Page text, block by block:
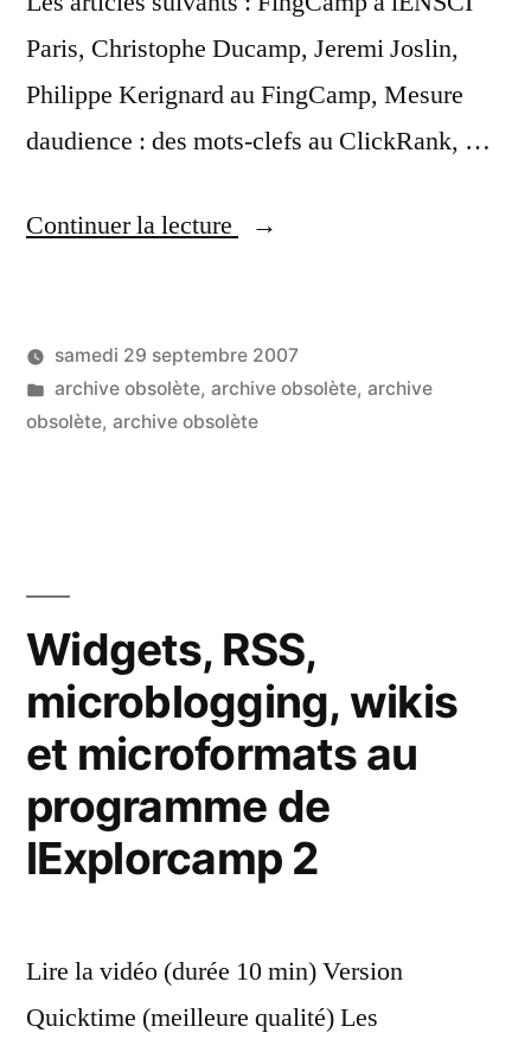
Paris, Christophe Ducamp, Jeremi Joslin,
Philippe Kerignard au FingCamp, Mesure
daudience : des mots-clefs au ClickRank, …
Continuer la lecture
« ça
moi
aussi
Publié
par
LucL
samedi 29 septembre 2007
Publié
dans
archive obsolète, archive obsolète, archive
obsolète, archive obsolète
Widgets, RSS,
microblogging, wikis
et microformats au
programme de
lExplorcamp 2
Lire la vidéo (durée 10 min) Version
Quicktime (meilleure qualité) Les